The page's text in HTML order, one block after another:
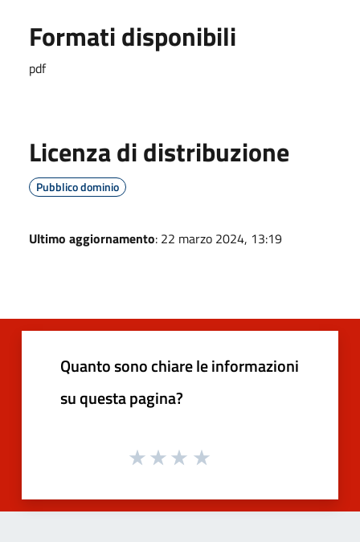
Formati disponibili
pdf
Licenza di distribuzione
Pubblico dominio
Ultimo aggiornamento: 22 marzo 2024, 13:19
Quanto sono chiare le informazioni
su questa pagina?